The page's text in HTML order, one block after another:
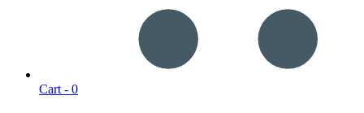
Cart - 0